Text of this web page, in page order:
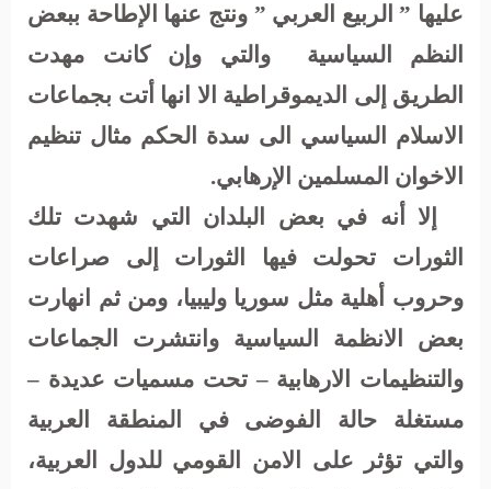
عليها ” الربيع العربي ” ونتج عنها الإطاحة ببعض
النظم السياسية
والتي وإن كانت مهدت
الطريق إلى الديموقراطية الا انها أتت بجماعات
الاسلام السياسي الى سدة الحكم مثال تنظيم
الاخوان المسلمين الإرهابي.
إلا أنه في بعض البلدان التي شهدت تلك
الثورات تحولت فيها الثورات إلى صراعات
وحروب أهلية مثل سوريا وليبيا، ومن ثم انهارت
بعض الانظمة السياسية وانتشرت الجماعات
والتنظيمات الارهابية – تحت مسميات عديدة –
مستغلة حالة الفوضى في المنطقة العربية
والتي تؤثر على الامن القومي للدول العربية،